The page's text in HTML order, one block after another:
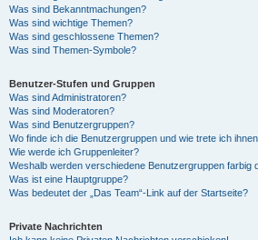
Was sind Bekanntmachungen?
Was sind wichtige Themen?
Was sind geschlossene Themen?
Was sind Themen-Symbole?
Benutzer-Stufen und Gruppen
Was sind Administratoren?
Was sind Moderatoren?
Was sind Benutzergruppen?
Wo finde ich die Benutzergruppen und wie trete ich
Wie werde ich Gruppenleiter?
Weshalb werden verschiedene Benutzergruppen farbig
Was ist eine Hauptgruppe?
Was bedeutet der „Das Team“-Link auf der Startseite?
Private Nachrichten